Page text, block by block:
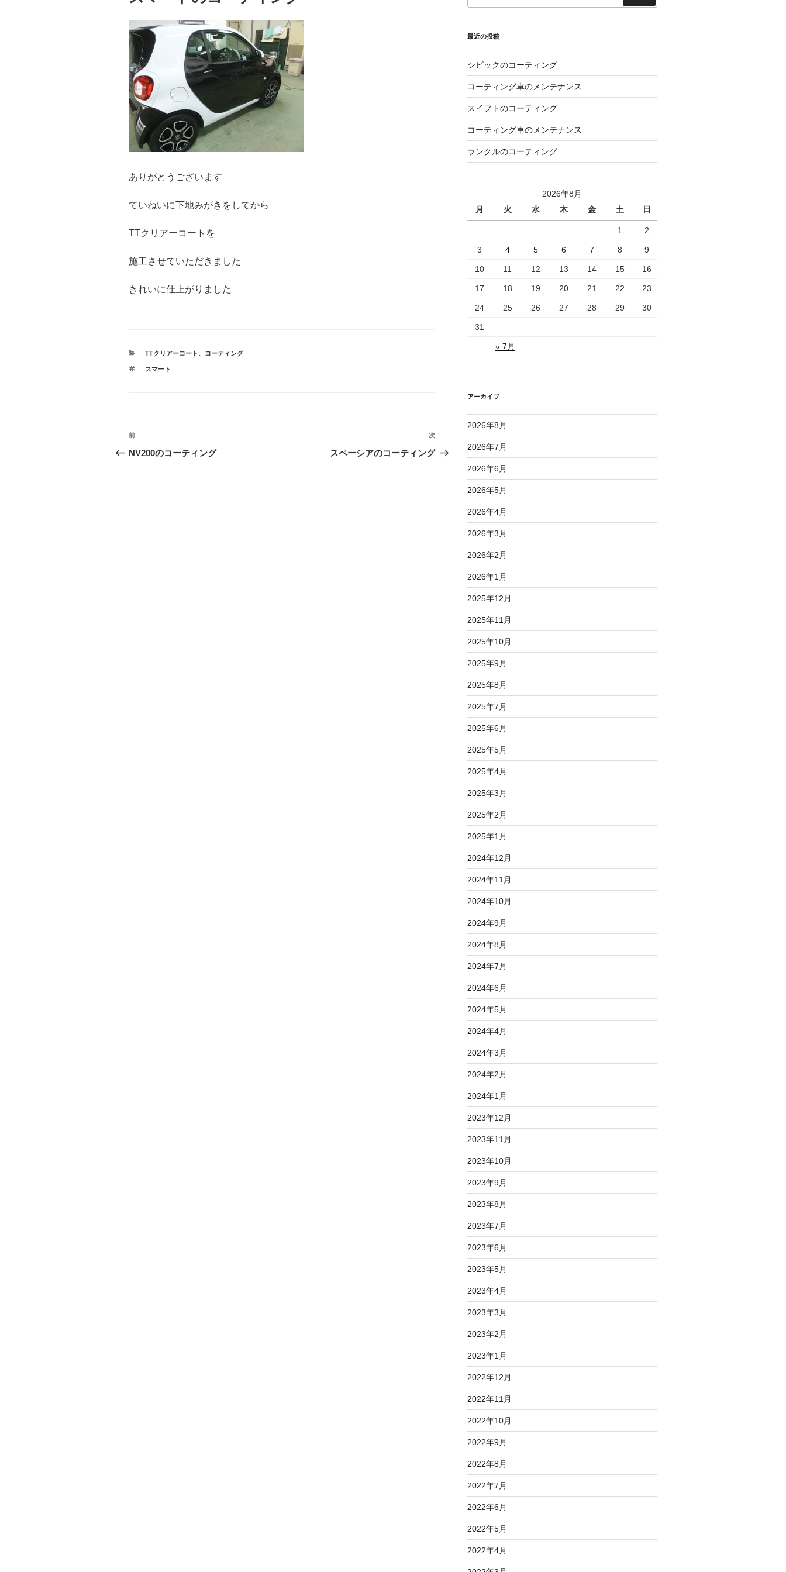
ありがとうございます
ていねいに下地みがきをしてから
TTクリアーコートを
施工させていただきました
きれいに仕上がりました
カ
ゴ
TTクリアーコート 、 コーティング
タ
スマート
投
稿
前
の
前
NV200のコーティング
次
の
次
スペーシアのコーティング
索
最近の投稿
シビックのコーティング
コーティング車のメンテナンス
スイフトのコーティング
コーティング車のメンテナンス
ランクルのコーティング
2026年8月
月
火 水 木 金 土 日
1 2
3 4 5 6 7 8 9
10 11 12 13 14 15 16
17 18 19 20 21 22 23
24 25 26 27 28 29 30
31
« 7月
アーカイブ
2026年8月
2026年7月
2026年6月
2026年5月
2026年4月
2026年3月
2026年2月
2026年1月
2025年12月
2025年11月
2025年10月
2025年9月
2025年8月
2025年7月
2025年6月
2025年5月
2025年4月
2025年3月
2025年2月
2025年1月
2024年12月
2024年11月
2024年10月
2024年9月
2024年8月
2024年7月
2024年6月
2024年5月
2024年4月
2024年3月
2024年2月
2024年1月
2023年12月
2023年11月
2023年10月
2023年9月
2023年8月
2023年7月
2023年6月
2023年5月
2023年4月
2023年3月
2023年2月
2023年1月
2022年12月
2022年11月
2022年10月
2022年9月
2022年8月
2022年7月
2022年6月
2022年5月
2022年4月